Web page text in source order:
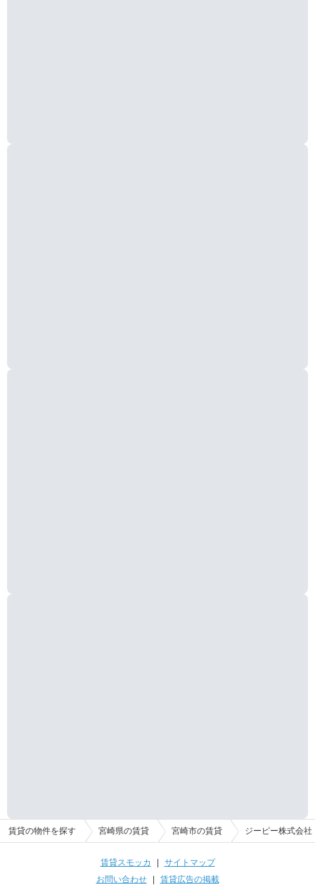
賃貸の物件を探す 宮崎県の賃貸 宮崎市の賃貸 ジーピー株式会社
賃貸スモッカ
サイトマップ
お問い合わせ| 賃貸広告の掲載